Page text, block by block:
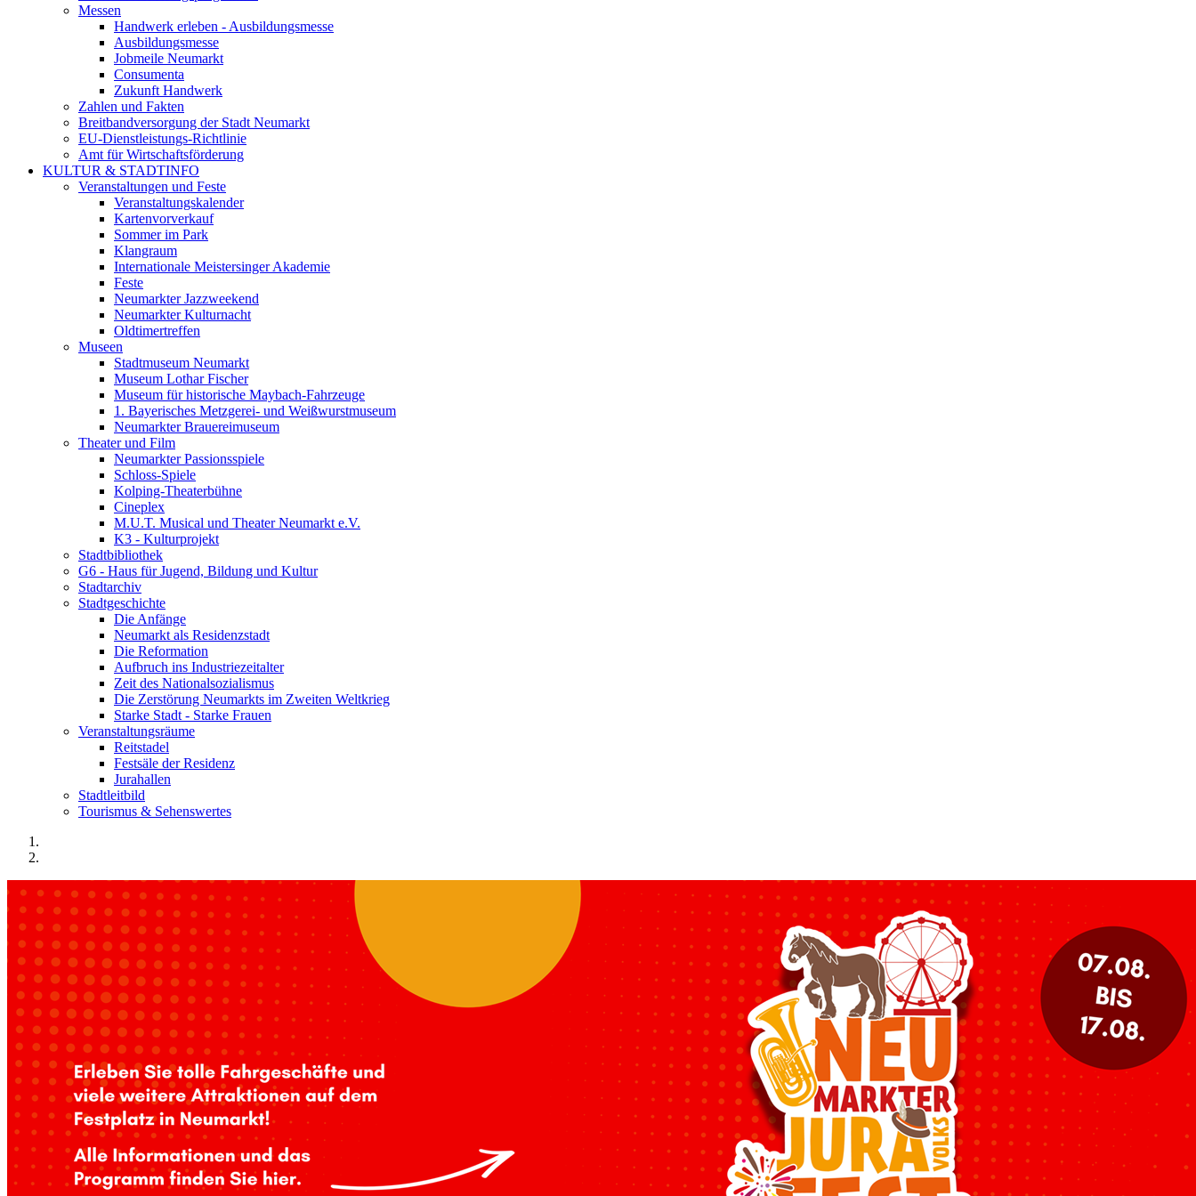
Messen
Handwerk erleben - Ausbildungsmesse
Ausbildungsmesse
Jobmeile Neumarkt
Consumenta
Zukunft Handwerk
Zahlen und Fakten
Breitbandversorgung der Stadt Neumarkt
EU-Dienstleistungs-Richtlinie
Amt für Wirtschaftsförderung
KULTUR & STADTINFO
Veranstaltungen und Feste
Veranstaltungskalender
Kartenvorverkauf
Sommer im Park
Klangraum
Internationale Meistersinger Akademie
Feste
Neumarkter Jazzweekend
Neumarkter Kulturnacht
Oldtimertreffen
Museen
Stadtmuseum Neumarkt
Museum Lothar Fischer
Museum für historische Maybach-Fahrzeuge
1. Bayerisches Metzgerei- und Weißwurstmuseum
Neumarkter Brauereimuseum
Theater und Film
Neumarkter Passionsspiele
Schloss-Spiele
Kolping-Theaterbühne
Cineplex
M.U.T. Musical und Theater Neumarkt e.V.
K3 - Kulturprojekt
Stadtbibliothek
G6 - Haus für Jugend, Bildung und Kultur
Stadtarchiv
Stadtgeschichte
Die Anfänge
Neumarkt als Residenzstadt
Die Reformation
Aufbruch ins Industriezeitalter
Zeit des Nationalsozialismus
Die Zerstörung Neumarkts im Zweiten Weltkrieg
Starke Stadt - Starke Frauen
Veranstaltungsräume
Reitstadel
Festsäle der Residenz
Jurahallen
Stadtleitbild
Tourismus & Sehenswertes